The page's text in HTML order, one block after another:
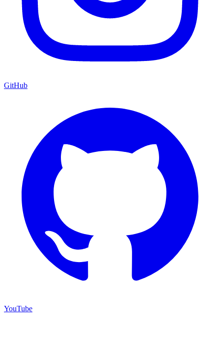
GitHub
YouTube